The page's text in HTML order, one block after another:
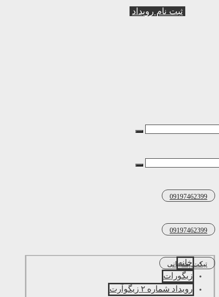
ثبت نام رویداد
09197462399
09197462399
تیکت پشتیبانی
خانه
زیگورات
رویداد شماره ۲ زیگوآرت